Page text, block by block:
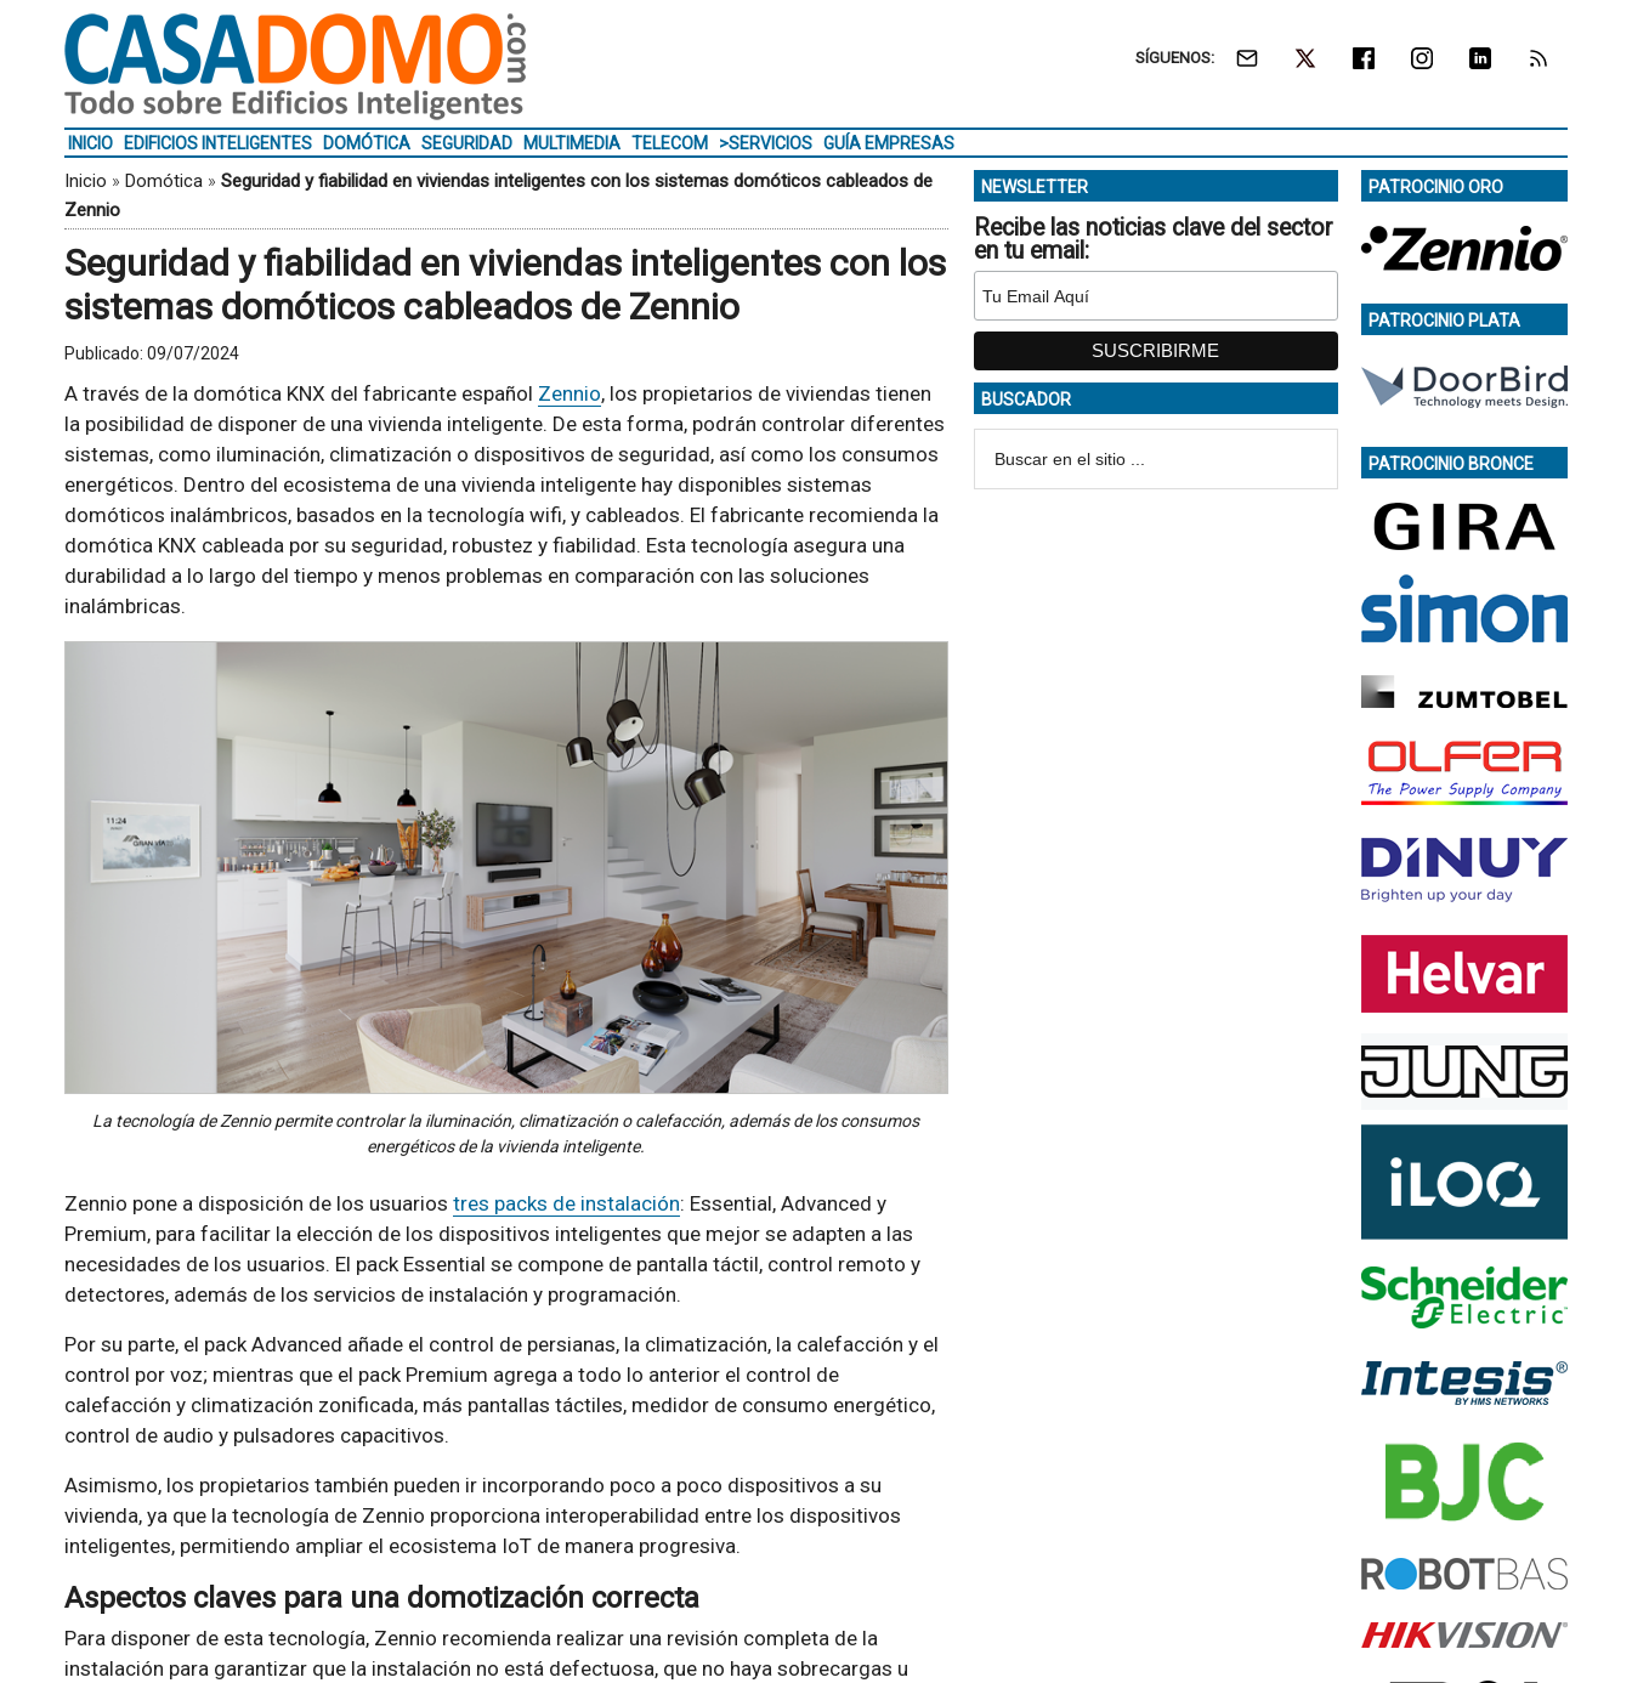
SÍGUENOS:
INICIO EDIFICIOS INTELIGENTES DOMÓTICA SEGURIDAD MULTIMEDIA TELECOM >SERVICIOS GUÍA EMPRESAS
Inicio » Domótica» Seguridad y fiabilidad en viviendas inteligentes con los sistemas domóticos cableados de
Zennio
Seguridad y fiabilidad en viviendas inteligentes con los
sistemas domóticos cableados de Zennio
Publicado: 09/07/2024
A través de la domótica KNX del fabricante español Zennio, los propietarios de viviendas tienen
la posibilidad de disponer de una vivienda inteligente. De esta forma, podrán controlar diferentes
sistemas, como iluminación, climatización o dispositivos de seguridad, así como los consumos
energéticos. Dentro del ecosistema de una vivienda inteligente hay disponibles sistemas
domóticos inalámbricos, basados en la tecnología wifi, y cableados. El fabricante recomienda la
domótica KNX cableada por su seguridad, robustez y fiabilidad. Esta tecnología asegura una
durabilidad a lo largo del tiempo y menos problemas en comparación con las soluciones
inalámbricas.
La tecnología de Zennio permite controlar la iluminación, climatización o calefacción, además de los consumos
energéticos de la vivienda inteligente.
Zennio pone a disposición de los usuarios tres packs de instalación: Essential, Advanced y
Premium, para facilitar la elección de los dispositivos inteligentes que mejor se adapten a las
necesidades de los usuarios. El pack Essential se compone de pantalla táctil, control remoto y
detectores, además de los servicios de instalación y programación.
Por su parte, el pack Advanced añade el control de persianas, la climatización, la calefacción y el
control por voz; mientras que el pack Premium agrega a todo lo anterior el control de
calefacción y climatización zonificada, más pantallas táctiles, medidor de consumo energético,
control de audio y pulsadores capacitivos.
Asimismo, los propietarios también pueden ir incorporando poco a poco dispositivos a su
vivienda, ya que la tecnología de Zennio proporciona interoperabilidad entre los dispositivos
inteligentes, permitiendo ampliar el ecosistema IoT de manera progresiva.
Aspectos claves para una domotización correcta
Para disponer de esta tecnología, Zennio recomienda realizar una revisión completa de la
instalación para garantizar que la instalación no está defectuosa, que no haya sobrecargas u
NEWSLETTER
Recibe las noticias clave del sector
en tu email:
BUSCADOR
PATROCINIO ORO
PATROCINIO PLATA
PATROCINIO BRONCE